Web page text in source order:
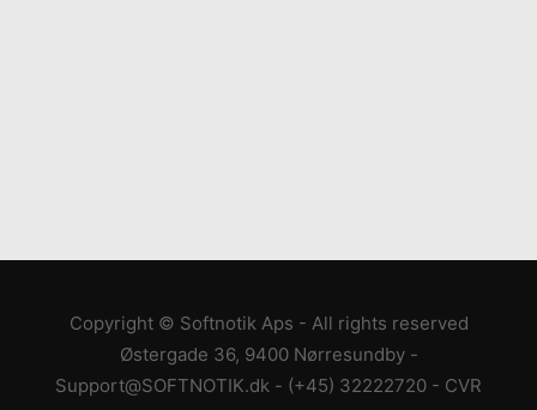
Copyright © Softnotik Aps - All rights reserved
Østergade 36, 9400 Nørresundby-
Support@SOFTNOTIK.dk - (+45) 32222720 - CVR